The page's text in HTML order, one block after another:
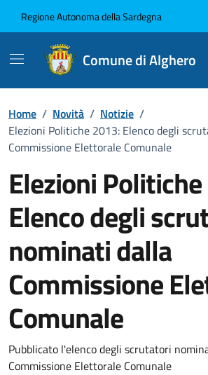
Regione Autonoma della Sardegna
Comune di Alghero
Home / Novità / Notizie /
Elezioni Politiche 2013: Elenco degli
Commissione Elettorale Comunale
Elezioni
Elenco degli
nominati dalla
Commissione
Comunale
Dettagli della notizia
Pubblicato l'elenco degli scrutatori
Commissione Elettorale Comunale